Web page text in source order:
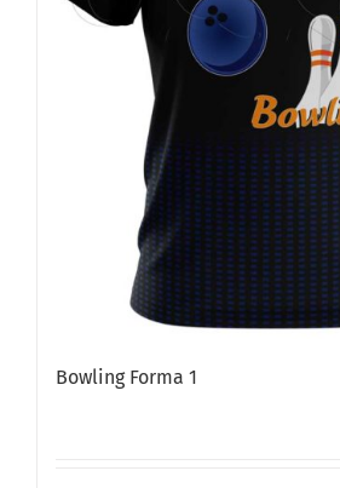
Bowling Forma 1